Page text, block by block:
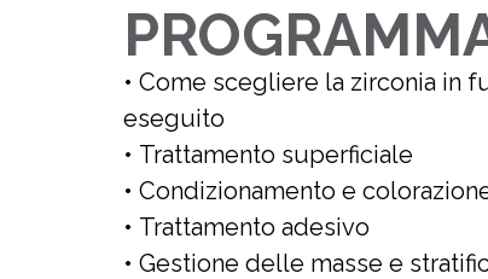
• Come scegliere la zirconia in
eseguito
• Trattamento superficiale
• Condizionamento e
• Trattamento adesivo
• Gestione delle masse e